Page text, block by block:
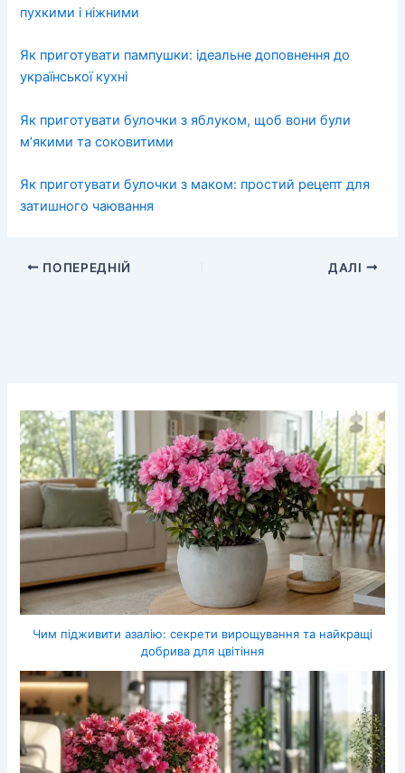
пухкими і ніжними
Як приготувати пампушки: ідеальне доповнення до
української кухні
Як приготувати булочки з яблуком, щоб вони були
м’якими та соковитими
Як приготувати булочки з маком: простий рецепт для
затишного чаювання
ПОПЕРЕДНІЙ ДАЛІ
Чим підживити азалію: секрети вирощування та найкращі
добрива для цвітіння